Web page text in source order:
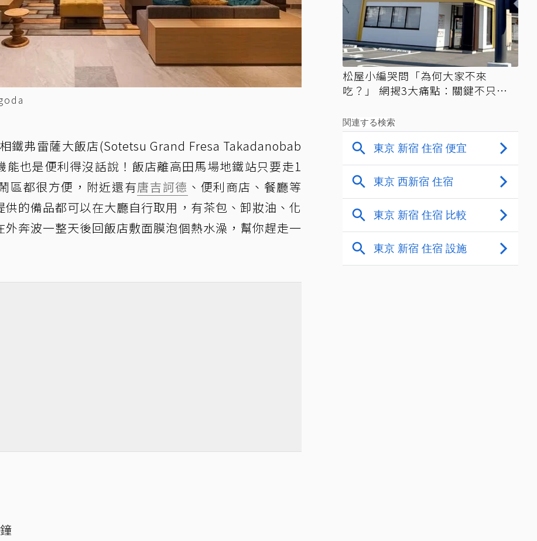
鐵弗雷薩大飯店(Sotetsu Grand Fresa Takadanobab
也是便利得沒話說！飯店離高田馬場地鐵站只要走1
區都很方便，附近還有唐吉訶德 、便利商店、餐廳等
的備品都可以在大廳自行取用，有茶包、卸妝油、化
奔波一整天後回飯店敷面膜泡個熱水澡，幫你趕走一
松屋小編哭問「為何大家不來
吃？」 網揭3大痛點：關鍵不只價